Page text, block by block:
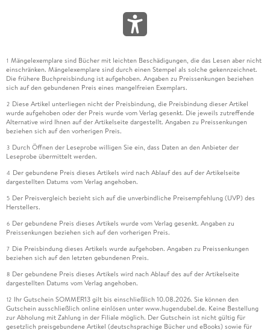
1 Mängelexemplare sind Bücher mit leichten Beschädigungen, die das Lesen aber nicht
einschränken. Mängelexemplare sind durch einen Stempel als solche gekennzeichnet.
Die frühere Buchpreisbindung ist aufgehoben. Angaben zu Preissenkungen beziehen
sich auf den gebundenen Preis eines mangelfreien Exemplars.
2 Diese Artikel unterliegen nicht der Preisbindung, die Preisbindung dieser Artikel
wurde aufgehoben oder der Preis wurde vom Verlag gesenkt. Die jeweils zutreffende
Alternative wird Ihnen auf der Artikelseite dargestellt. Angaben zu Preissenkungen
beziehen sich auf den vorherigen Preis.
3 Durch Öffnen der Leseprobe willigen Sie ein, dass Daten an den Anbieter der
Leseprobe übermittelt werden.
4 Der gebundene Preis dieses Artikels wird nach Ablauf des auf der Artikelseite
dargestellten Datums vom Verlag angehoben.
5 Der Preisvergleich bezieht sich auf die unverbindliche Preisempfehlung (UVP) des
Herstellers.
6 Der gebundene Preis dieses Artikels wurde vom Verlag gesenkt. Angaben zu
Preissenkungen beziehen sich auf den vorherigen Preis.
7 Die Preisbindung dieses Artikels wurde aufgehoben. Angaben zu Preissenkungen
beziehen sich auf den letzten gebundenen Preis.
8 Der gebundene Preis dieses Artikels wird nach Ablauf des auf der Artikelseite
dargestellten Datums vom Verlag angehoben.
12 Ihr Gutschein SOMMER13 gilt bis einschließlich 10.08.2026. Sie können den
Gutschein ausschließlich online einlösen unter www.hugendubel.de. Keine Bestellung
zur Abholung mit Zahlung in der Filiale möglich. Der Gutschein ist nicht gültig für
gesetzlich preisgebundene Artikel (deutschsprachige Bücher und eBooks) sowie für